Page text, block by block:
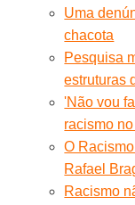
Uma
chacota
Pesquisa
estruturas
'Não vou
racismo
O
Rafael
Racismo